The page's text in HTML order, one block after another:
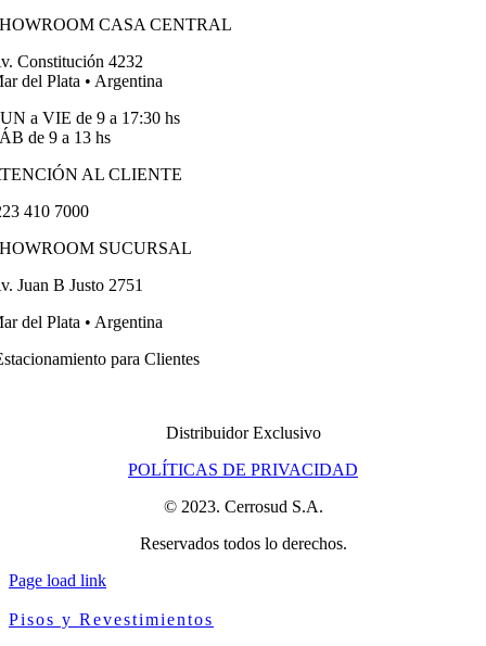
CASA CENTRAL
Constitución 4232
del Plata • Argentina
a VIE de 9 a 17:30 hs
de 9 a 13 hs
AL CLIENTE
410 7000
SUCURSAL
Juan B Justo 2751
del Plata • Argentina
para Clientes
Distribuidor Exclusivo
POLÍTICAS DE PRIVACIDAD
© 2023. Cerrosud S.A.
Reservados todos lo derechos.
Page load link
Pisos y Revestimientos